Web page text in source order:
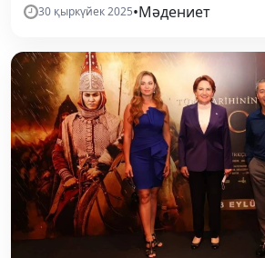
30 қыркүйек 2025•Мәдениет